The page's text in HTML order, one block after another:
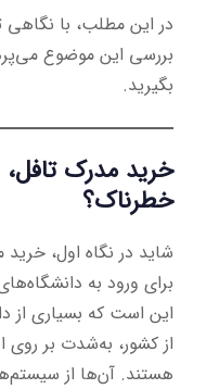
در این مطلب، با نگاهی
بررسی این موضوع
بگیرید.
خرید مدرک تافل،
خطرناک؟
شاید در نگاه اول،
برای ورود به
این است که بسیاری از
از کشور، به‌شدت بر
هستند. آن‌ها از